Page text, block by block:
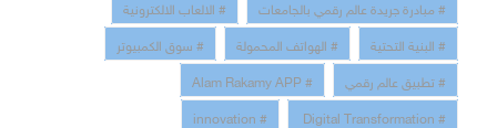
# مبادرة جريدة عالم رقمي بالجامعات
# الالعاب الالكترونية
# البنية التحتية
# الهواتف المحمولة
# سوق الكمبيوتر
# تطبيق عالم رقمي
# Alam Rakamy APP
# Digital Transformation
# innovation